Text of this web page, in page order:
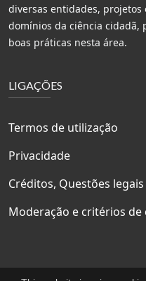
diversas entidades, projetos
domínios da ciência cidadã,
boas práticas nesta área.
LIGAÇÕES
Termos de utilização
Privacidade
Créditos, Questões
Moderação e critérios de